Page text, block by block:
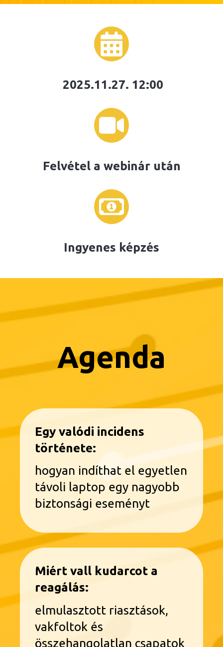
2025.11.27. 12:00
Felvétel a webinár után
Ingyenes képzés
Agenda
Egy valódi incidens
története:
hogyan indíthat el egyetlen
távoli laptop egy nagyobb
biztonsági eseményt
Miért vall kudarcot a
reagálás:
elmulasztott riasztások,
vakfoltok és
összehangolatlan csapatok